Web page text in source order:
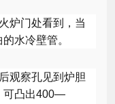
炉门处看到，当
水冷壁管。
观察孔见到炉胆
凸出400—